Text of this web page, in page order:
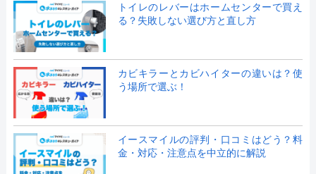
トイレのレバーはホームセンターで買え
る？失敗しない選び方と直し方
カビキラーとカビハイターの違いは？使
う場所で選ぶ！
イースマイルの評判・口コミはどう？料
金・対応・注意点を中立的に解説